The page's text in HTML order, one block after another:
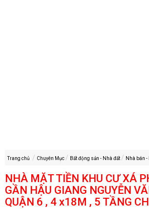
Trang chủ Chuyên Mục Bất động sản - Nhà đất Nhà bán -
NHÀ MẶT TIỀN KHU CƯ XÁ
GẦN HẬU GIANG NGUYỄN
QUẬN 6 , 4 x18M , 5 TẦNG